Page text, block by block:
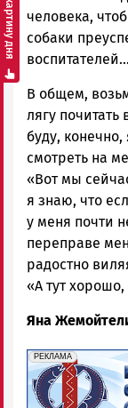
человека,
собаки
воспитателей…
В общем,
лягу почитать
буду,
смотреть на
«Вот мы
я знаю, что
у меня почти
переправе
радостно
«А тут
Яна
erid: 2SDnjf467GP
РЕКЛАМА
Реклама